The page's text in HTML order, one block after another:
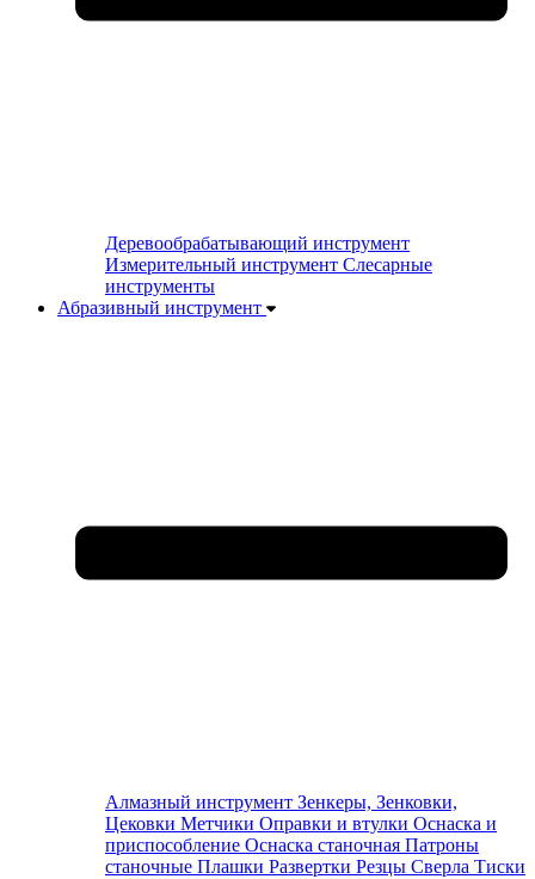
Деревообрабатывающий инструмент
Измерительный инструмент Слесарные
инструменты
Абразивный инструмент
Алмазный инструмент Зенкеры, Зенковки,
Цековки Метчики Оправки и втулки Оснаска и
приспособление Оснаска станочная Патроны
станочные Плашки Развертки Резцы Сверла Тиски